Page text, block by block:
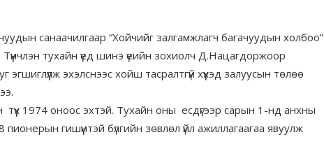
санаачилгаар “Хойчийг залгамжлагч багачуудын холбоо”
Түүнчлэн тухайн үед шинэ үеийн зохиолч Д.Нацагдоржоор
эхэлснээс хойш тасралтгүй хүүхэд залуусын төлөө
түүх 1974 оноос эхтэй. Тухайн оны есдүгээр сарын 1-нд анхны
гишүүнтэй бүлгийн зөвлөл үйл ажиллагаагаа явуулж